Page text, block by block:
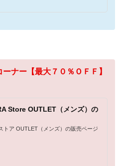
ナー【最大７０％ＯＦＦ】
Store OUTLET（メンズ）の
トア OUTLET（メンズ）の販売ページ